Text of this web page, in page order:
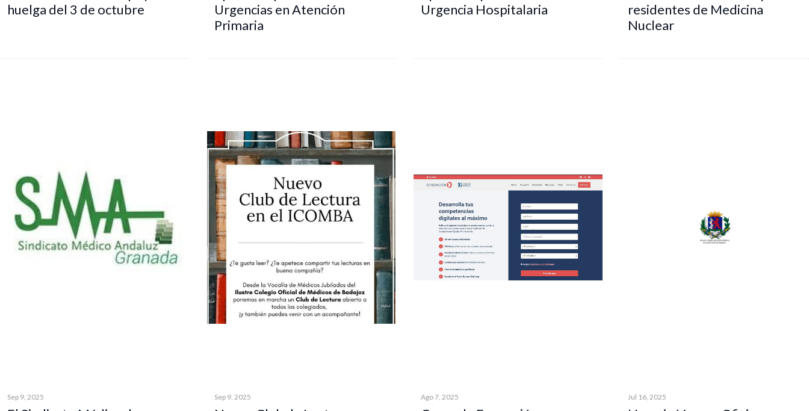
huelga del 3 de octubre
Urgencias en Atención
Primaria
Urgencia Hospitalaria
residentes de Medicina
Nuclear
Sep 9, 2025 Sep 9, 2025 Ago 7, 2025 Jul 16, 2025